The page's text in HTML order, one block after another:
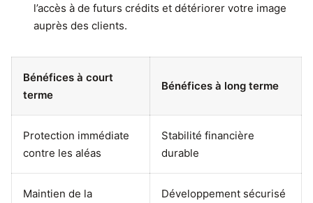
l’accès à de futurs crédits et détériorer votre image
auprès des clients.
Bénéfices à court
terme
Bénéfices à long terme
Protection immédiate
contre les aléas
Stabilité financière
durable
Maintien de la
Développement sécurisé